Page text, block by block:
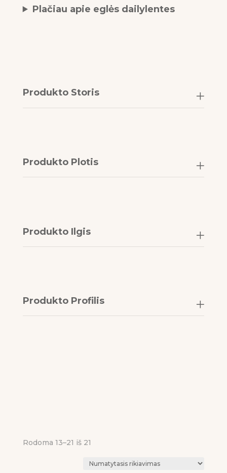
Plačiau apie eglės dailylentes
Produkto Storis
Produkto Plotis
Produkto Ilgis
Produkto Profilis
Rodoma 13–21 iš 21